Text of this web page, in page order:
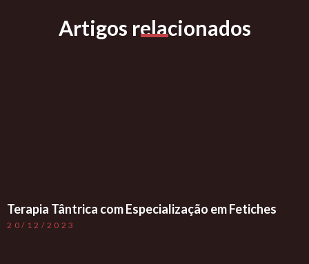
Artigos relacionados
Terapia Tântrica com Especialização em Fetiches
20/12/2023